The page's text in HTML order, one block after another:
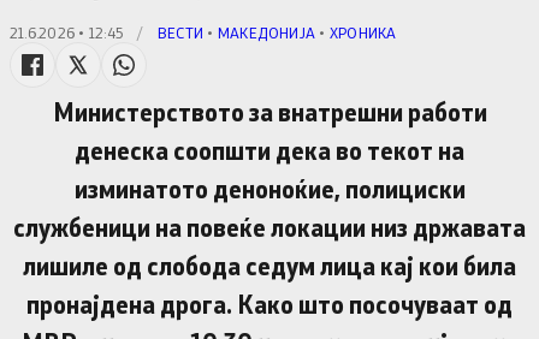
21.6.2026 • 12:45 / ВЕСТИ • МАКЕДОНИЈА • ХРОНИКА
Министерството за внатрешни работи
денеска соопшти дека во текот на
изминатото деноноќие, полициски
службеници на повеќе локации низ државата
лишиле од слобода седум лица кај кои била
пронајдена дрога. Како што посочуваат од